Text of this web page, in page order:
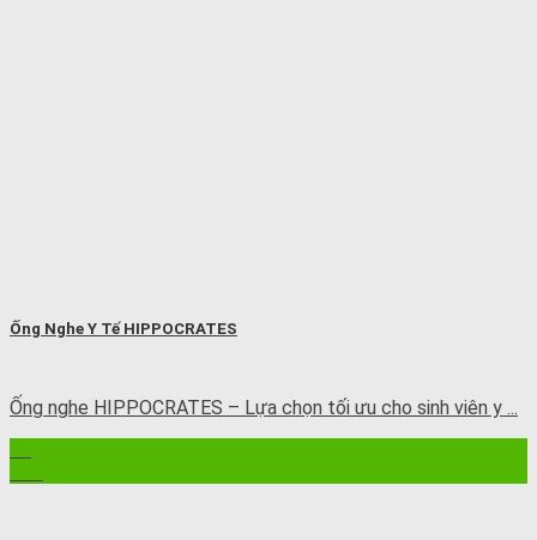
Ống Nghe Y Tế HIPPOCRATES
Ống nghe HIPPOCRATES – Lựa chọn tối ưu cho sinh viên y ...